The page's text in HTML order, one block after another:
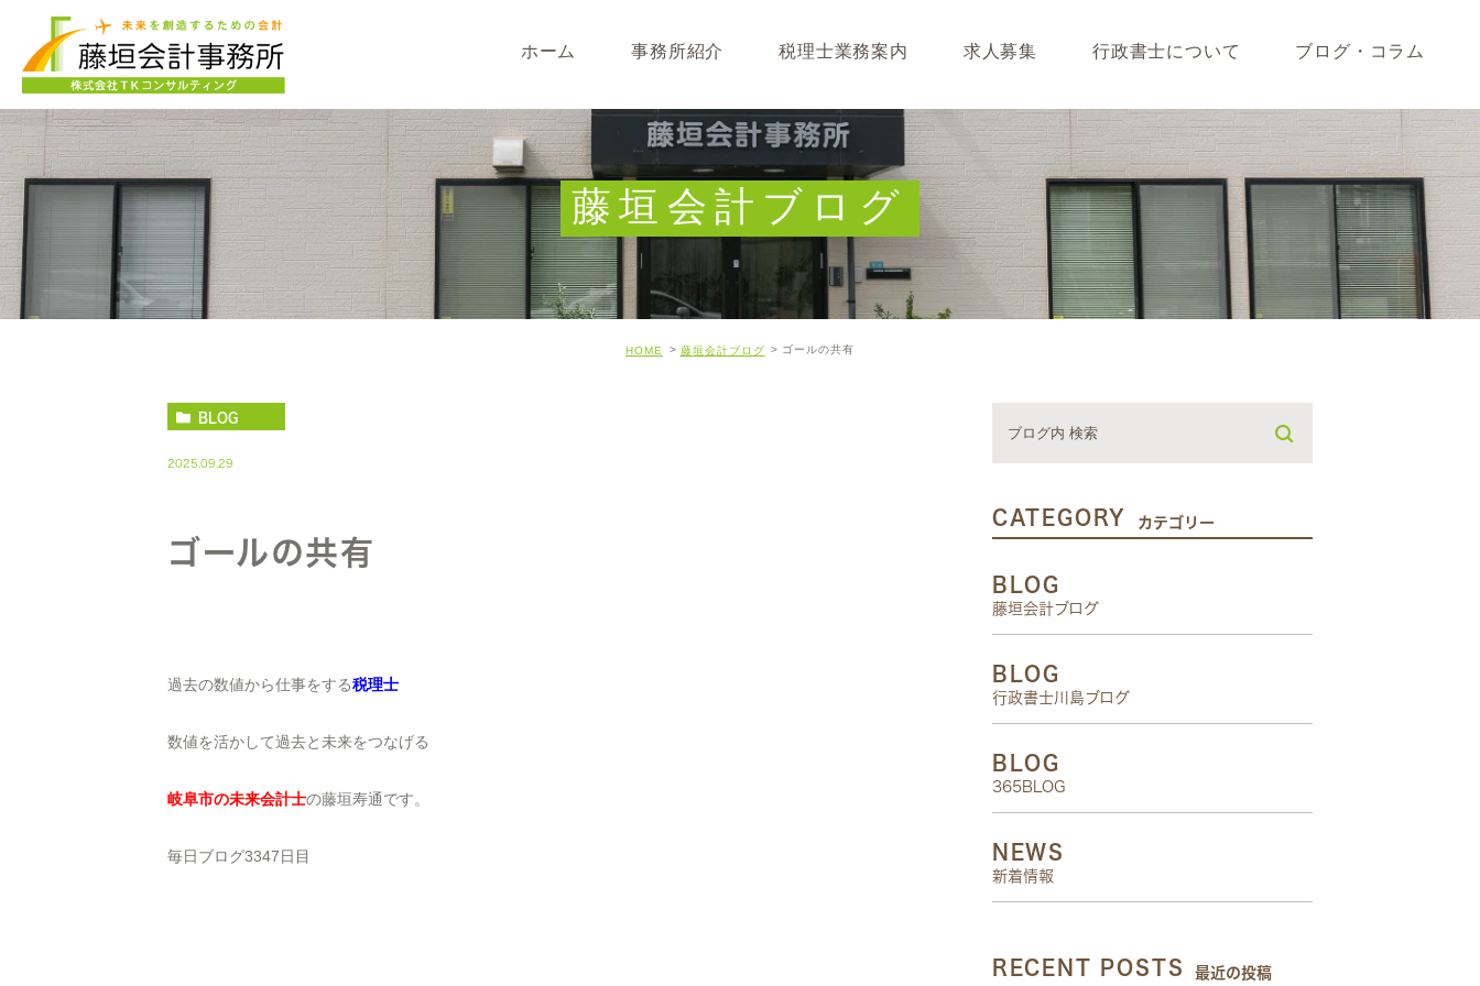
ホーム 事務所紹介
事務所･スタッフ紹介
求人募集
税理士業務案内
なぜ税理士が必要なのか
キャッシュフロー経営について
開業･経営支援について
相続について･事業承継について
求人募集 行政書士について ブログ・コラム
藤垣会計ブログ
行政書士川島ブログ
365BLOG
コラム
藤垣会計ブログ
HOME 藤垣会計ブログ ゴールの共有
BLOG
2025.09.29
ゴールの共有
過去の数値から仕事をする税理士
数値を活かして過去と未来をつなげる
岐阜市の未来会計士の藤垣寿通です。
毎日ブログ3347日目
CATEGORY カテゴリー
BLOG
藤垣会計ブログ
BLOG
行政書士川島ブログ
BLOG
365BLOG
NEWS
新着情報
RECENT POSTS 最近の投稿